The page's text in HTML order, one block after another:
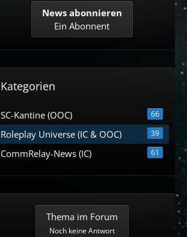
News abonnieren
Ein Abonnent
Kategorien
SC-Kantine (OOC) 66
Roleplay Universe (IC & OOC) 39
CommRelay-News (IC) 61
Thema im Forum
Noch keine Antwort